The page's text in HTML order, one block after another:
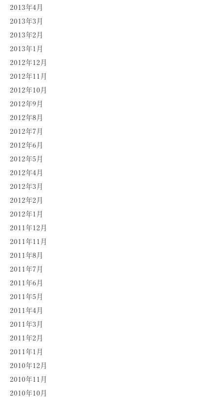
2013年4月
2013年3月
2013年2月
2013年1月
2012年12月
2012年11月
2012年10月
2012年9月
2012年8月
2012年7月
2012年6月
2012年5月
2012年4月
2012年3月
2012年2月
2012年1月
2011年12月
2011年11月
2011年8月
2011年7月
2011年6月
2011年5月
2011年4月
2011年3月
2011年2月
2011年1月
2010年12月
2010年11月
2010年10月